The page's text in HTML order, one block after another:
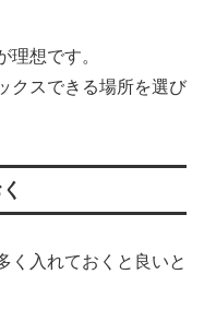
理想です。
クスできる場所を選び
く入れておくと良いと